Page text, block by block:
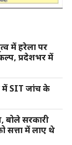
में हरेला पर
प्रदेशभर में
में SIT जांच के
बोले सरकारी
सत्ता में लाए थे